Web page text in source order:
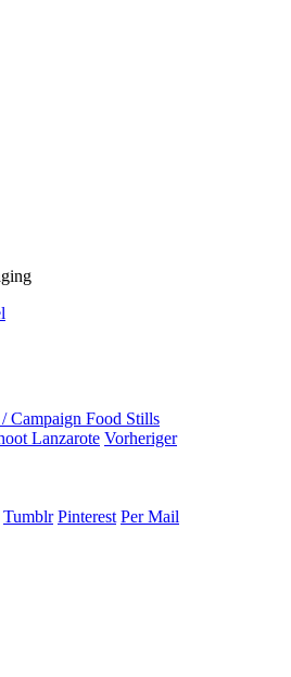
Campaign Food Stills
Lanzarote Vorheriger
Tumblr Pinterest Per Mail